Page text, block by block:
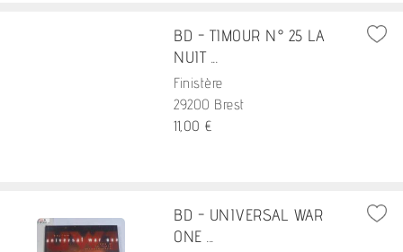
BD - TIMOUR N° 25 LA
NUIT ...
Finistère
29200 Brest
11,00 €
BD - UNIVERSAL WAR
ONE ...